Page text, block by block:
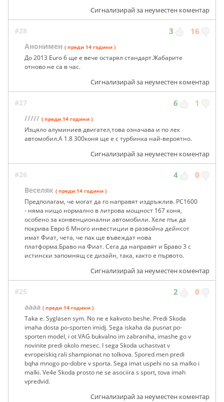
Сигнализирай за неуместен коментар
#28 3 16
Анонимен ( преди 14 години )
До 2013 Euro 6 ще е вече остарял стандарт.Жабарите
отново не са в час.
Сигнализирай за неуместен коментар
#27 6 1
///// ( преди 14 години )
Изцяло алуминиев двигател,това означава и по лек
автомобил.А 1.8 300коня ще е с турбинка най-вероятно.
Сигнализирай за неуместен коментар
#26 4 0
Веселяк ( преди 14 години )
Предполагам, че могат да го направят издръжлив. РС1600
- няма нищо нормално в литрова мощност 167 коня,
особено за конвенционални автомобили. Хеле пък да
покрива Евро 6 Много инвестиции в развойна дейнсот
имат Фиат, чета, че пак ще въвеждат нова
платформа.Браво на Фиат. Сега да направят и Браво 3 с
истински запомнящ се дизайн, така, както е първото.
Сигнализирай за неуместен коментар
#25 2 0
aaaa ( преди 14 години )
Taka e. Syglasen sym. No ne e kakvoto beshe. Predi Skoda
imaha dosta po-sporten imidj. Sega iskaha da pusnat po-
sporten model, i ot VAG bukvalno im zabraniha, imashe go v
novinite predi okolo mesec. I sega Skoda uchastvat v
evropeiskiq rali shampionat no tolkova. Spored men predi
bqha mnogo po-dobre v sporta. Sega imat uspehi no sa malko i
malki. Ve4e Skoda prosto ne se asociira s sport, tova imah
vpredvid.
Сигнализирай за неуместен коментар